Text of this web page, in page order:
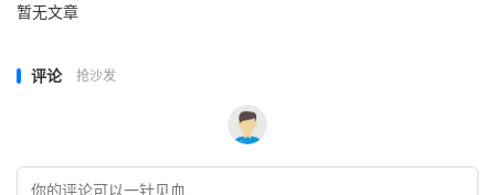
暂无文章
评论 抢沙发